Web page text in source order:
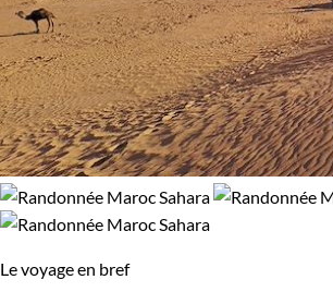
Plus de 3 000 $CAD
Âge des enfants
Les 10/13 ans Les 14/16 ans
Confort
Bivouac, sous tente
Le voyage en bref